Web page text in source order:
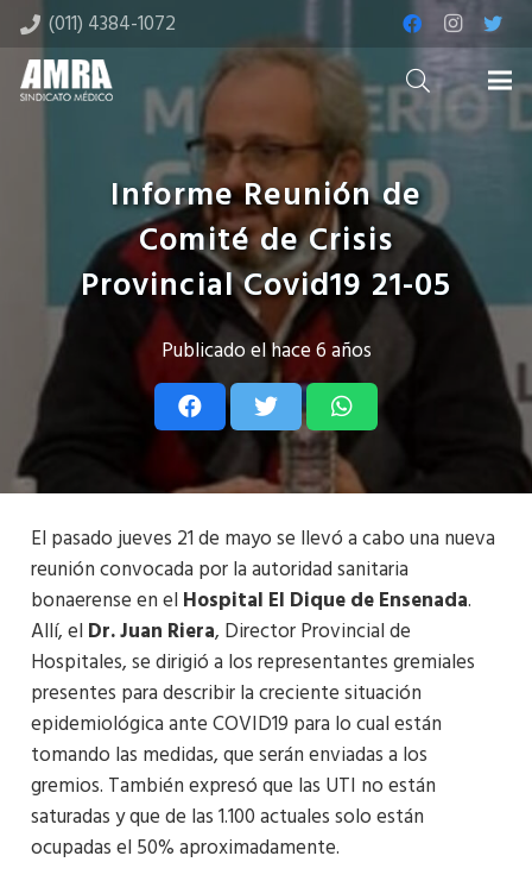
(011) 4384-1072
Informe Reunión de
Comité de Crisis
Provincial Covid19 21-05
Publicado elhace 6 años
El pasado jueves 21 de mayo se llevó a cabo una nueva
reunión convocada por la autoridad sanitaria
bonaerense en el Hospital El Dique de Ensenada.
Allí, el Dr. Juan Riera, Director Provincial de
Hospitales, se dirigió a los representantes gremiales
presentes para describir la creciente situación
epidemiológica ante COVID19 para lo cual están
tomando las medidas, que serán enviadas a los
gremios. También expresó que las UTI no están
saturadas y que de las 1.100 actuales solo están
ocupadas el 50% aproximadamente.